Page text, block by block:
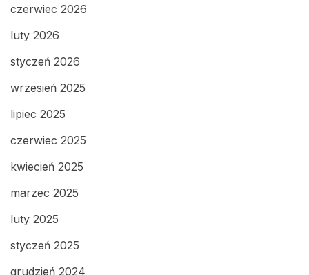
czerwiec 2026
luty 2026
styczeń 2026
wrzesień 2025
lipiec 2025
czerwiec 2025
kwiecień 2025
marzec 2025
luty 2025
styczeń 2025
grudzień 2024